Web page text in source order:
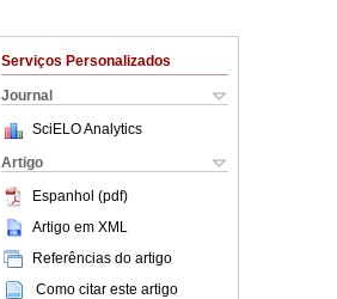
Serviços Personalizados
Journal
SciELO Analytics
Artigo
Espanhol (pdf)
Artigo em XML
Referências do artigo
Como citar este artigo